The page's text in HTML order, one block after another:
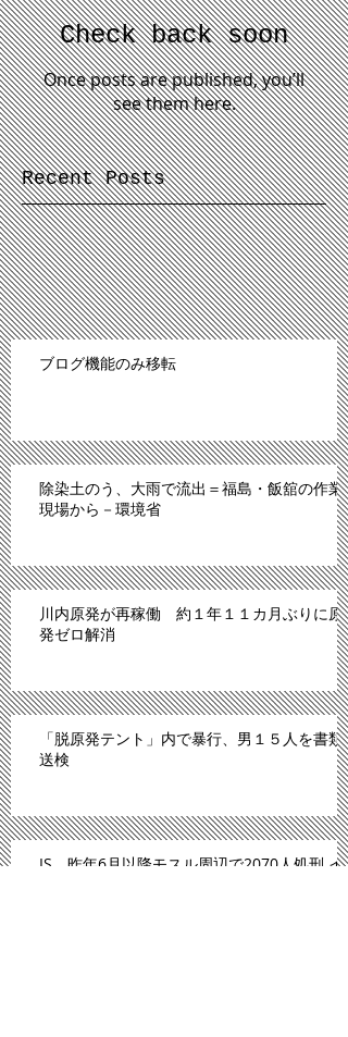
Check back soon
Once posts are published, you’ll
see them here.
Recent Posts
ブログ機能のみ移転
除染土のう、大雨で流出＝福島・飯舘の作業
現場から－環境省
川内原発が再稼働 約１年１１カ月ぶりに原
発ゼロ解消
「脱原発テント」内で暴行、男１５人を書類
送検
IS、昨年6月以降モスル周辺で2070人処刑 イ